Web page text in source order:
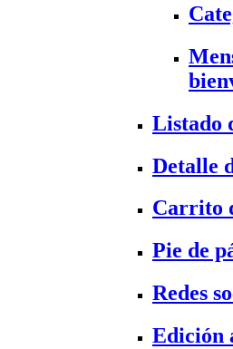
Listado
Detalle
Carrito
Pie de
Redes
Edición